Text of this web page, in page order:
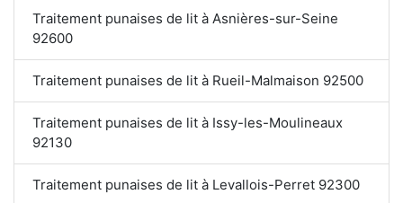
Traitement punaises de lit à Asnières-sur-Seine
92600
Traitement punaises de lit à Rueil-Malmaison 92500
Traitement punaises de lit à Issy-les-Moulineaux
92130
Traitement punaises de lit à Levallois-Perret 92300